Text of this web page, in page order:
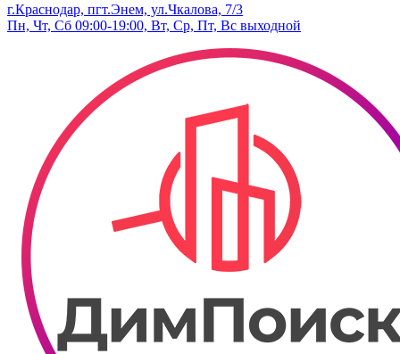
г.Краснодар, пгт.Энем, ул.Чкалова, 7/3
Пн, Чт, Сб 09:00-19:00, Вт, Ср, Пт, Вс выходной